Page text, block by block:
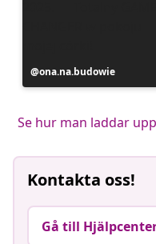
Inlägg
publicerat
ona.na.budowie
Se hur man laddar
Kontakta oss!
Gå till